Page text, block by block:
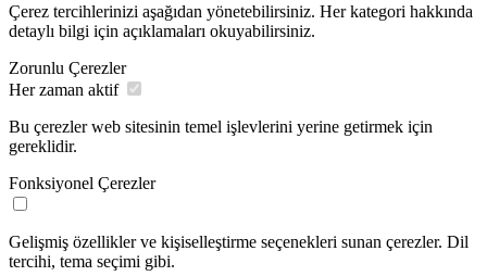
Çerez tercihlerinizi aşağıdan yönetebilirsiniz. Her kategori hakkında
detaylı bilgi için açıklamaları okuyabilirsiniz.
Zorunlu Çerezler
Her zaman aktif
Bu çerezler web sitesinin temel işlevlerini yerine getirmek için
gereklidir.
Fonksiyonel Çerezler
Gelişmiş özellikler ve kişiselleştirme seçenekleri sunan çerezler. Dil
tercihi, tema seçimi gibi.